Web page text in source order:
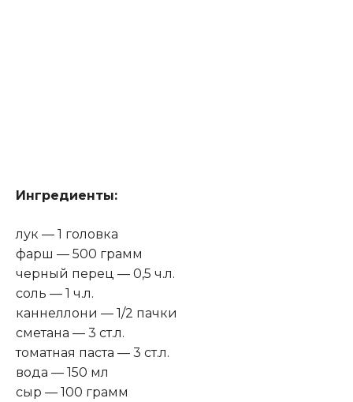
Ингредиенты:
лук — 1 головка
фарш — 500 грамм
черный перец — 0,5 ч.л.
соль — 1 ч.л.
каннеллони — 1/2 пачки
сметана — 3 ст.л.
томатная паста — 3 ст.л.
вода — 150 мл
сыр — 100 грамм